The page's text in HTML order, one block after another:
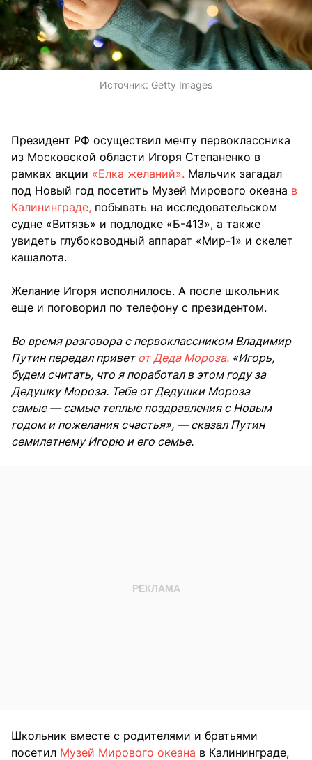
Источник: Getty Images
Президент РФ осуществил мечту первоклассника
из Московской области Игоря Степаненко в
рамках акции «Елка желаний». Мальчик загадал
под Новый год посетить Музей Мирового океана в
Калининграде, побывать на исследовательском
судне «Витязь» и подлодке «Б-413», а также
увидеть глубоководный аппарат «Мир-1» и скелет
кашалота.
Желание Игоря исполнилось. А после школьник
еще и поговорил по телефону с президентом.
Во время разговора с первоклассником Владимир
Путин передал привет от Деда Мороза. «Игорь,
будем считать, что я поработал в этом году за
Дедушку Мороза. Тебе от Дедушки Мороза
самые — самые теплые поздравления с Новым
годом и пожелания счастья», — сказал Путин
семилетнему Игорю и его семье.
Школьник вместе с родителями и братьями
посетил Музей Мирового океана в Калининграде,